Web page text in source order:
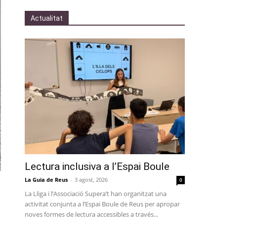
Actualitat
Lectura inclusiva a l’Espai Boule
La Guia de Reus - 3 agost, 2026 0
La Lliga i l’Associació Supera’t han organitzat una
activitat conjunta a l’Espai Boule de Reus per apropar
noves formes de lectura accessibles a través...